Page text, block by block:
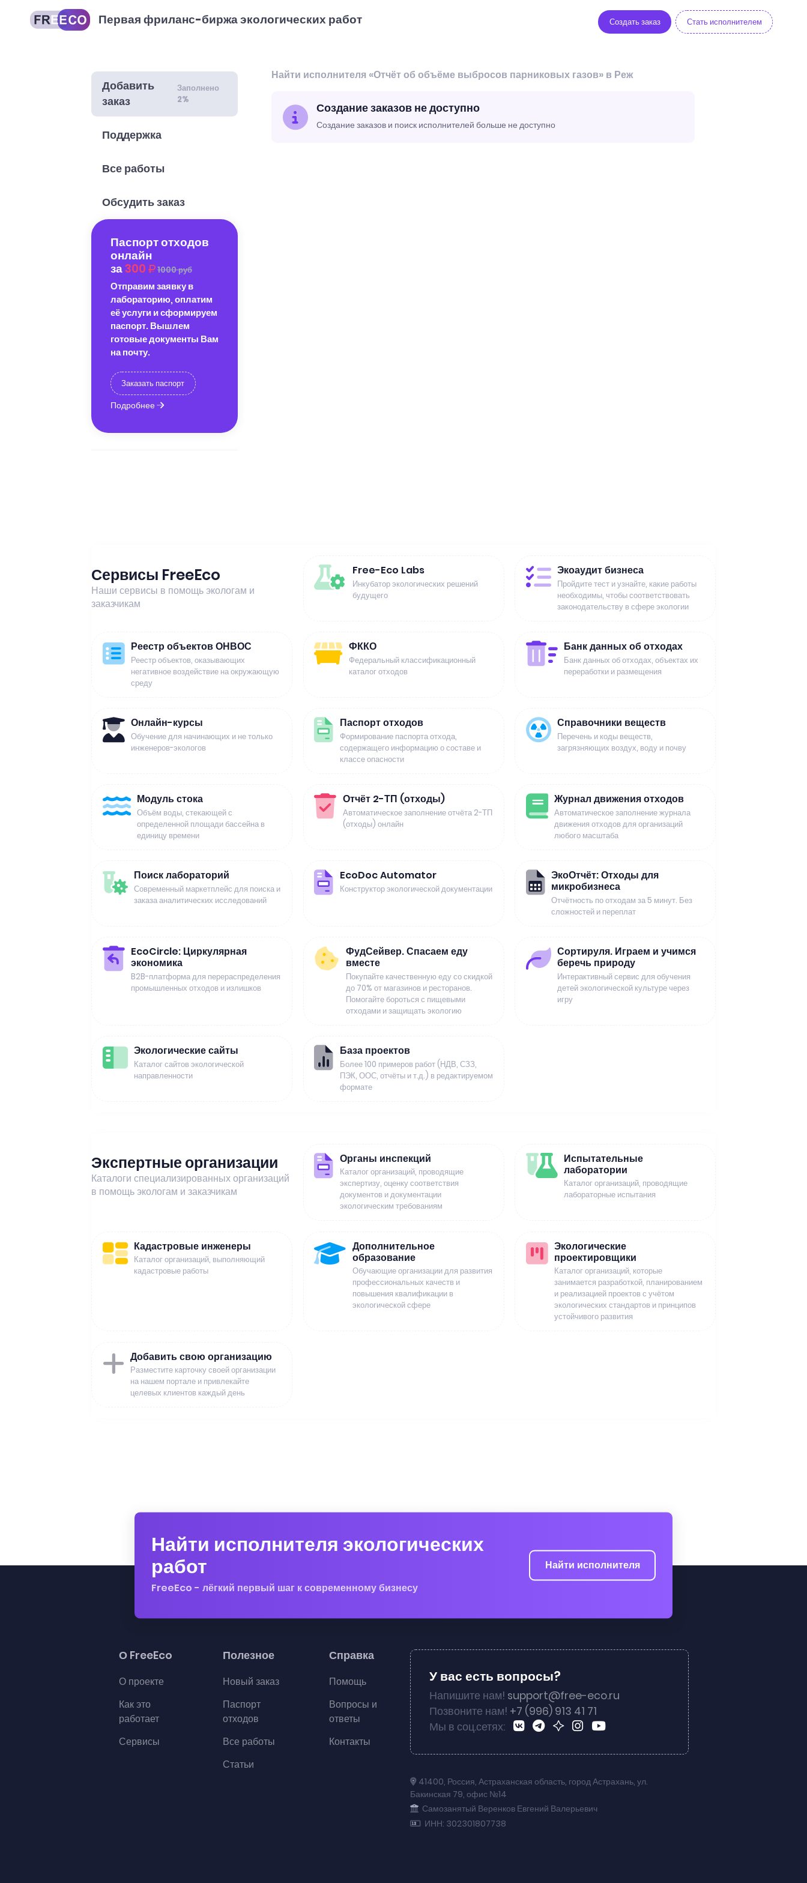
Первая фриланс-биржа экологических работ Создать заказ Стать исполнителем
Добавить
заказ
Заполнено
2%
Поддержка
Все работы
Обсудить заказ
Паспорт отходов
онлайн
за300 1000 руб
Отправим заявку в
лабораторию, оплатим
её услуги и сформируем
паспорт. Вышлем
готовые документы Вам
на почту.
Заказать паспорт
Подробнее
Найти исполнителя «Отчёт об объёме выбросов парниковых газов» в Реж
Создание заказов не доступно
Создание заказов и поиск исполнителей больше не доступно
Сервисы FreeEco
Наши сервисы в помощь экологам и
заказчикам
Free-Eco Labs
Инкубатор экологических решений
будущего
Экоаудит бизнеса
Пройдите тест и узнайте, какие работы
необходимы, чтобы соответствовать
законодательству в сфере экологии
Реестр объектов ОНВОС
Реестр объектов, оказывающих
негативное воздействие на окружающую
среду
ФККО
Федеральный классификационный
каталог отходов
Банк данных об отходах
Банк данных об отходах, объектах их
переработки и размещения
Онлайн-курсы
Обучение для начинающих и не только
инженеров-экологов
Паспорт отходов
Формирование паспорта отхода,
содержащего информацию о составе и
классе опасности
Справочники веществ
Перечень и коды веществ,
загрязняющих воздух, воду и почву
Модуль стока
Объём воды, стекающей с
определенной площади бассейна в
единицу времени
Отчёт 2-ТП (отходы)
Автоматическое заполнение отчёта 2-ТП
(отходы) онлайн
Журнал движения отходов
Автоматическое заполнение журнала
движения отходов для организаций
любого масштаба
Поиск лабораторий
Современный маркетплейс для поиска и
заказа аналитических исследований
EcoDoc Automator
Конструктор экологической документации
ЭкоОтчёт: Отходы для
микробизнеса
Отчётность по отходам за 5 минут. Без
сложностей и переплат
EcoCircle: Циркулярная
экономика
B2B-платформа для перераспределения
промышленных отходов и излишков
ФудСейвер. Спасаем еду
вместе
Покупайте качественную еду со скидкой
до 70% от магазинов и ресторанов.
Помогайте бороться с пищевыми
отходами и защищать экологию
Сортируля. Играем и учимся
беречь природу
Интерактивный сервис для обучения
детей экологической культуре через
игру
Экологические сайты
Каталог сайтов экологической
направленности
База проектов
Более 100 примеров работ (НДВ, СЗЗ,
ПЭК, ООС, отчёты и т.д.) в редактируемом
формате
Экспертные организации
Каталоги специализированных организаций
в помощь экологам и заказчикам
Органы инспекций
Каталог организаций, проводящие
экспертизу, оценку соответствия
документов и документации
экологическим требованиям
Испытательные
лаборатории
Каталог организаций, проводящие
лабораторные испытания
Кадастровые инженеры
Каталог организаций, выполняющий
кадастровые работы
Дополнительное
образование
Обучающие организации для развития
профессиональных качеств и
повышения квалификации в
экологической сфере
Экологические
проектировщики
Каталог организаций, которые
занимается разработкой, планированием
и реализацией проектов с учётом
экологических стандартов и принципов
устойчивого развития
Добавить свою организацию
Разместите карточку своей организации
на нашем портале и привлекайте
целевых клиентов каждый день
Найти исполнителя экологических
работ
FreeEco - лёгкий первый шаг к современному бизнесу
Найти исполнителя
О FreeEco
О проекте
Как это
работает
Сервисы
Полезное
Новый заказ
Паспорт
отходов
Все работы
Статьи
Справка
Помощь
Вопросы и
ответы
Контакты
У вас есть вопросы?
Напишите нам! support@free-eco.ru
Позвоните нам! +7 (996) 913 41 71
Мы в соц.сетях:
41400, Россия, Астраханская область, город Астрахань, ул.
Бакинская 79, офис №14
Самозанятый Веренков Евгений Валерьевич
ИНН: 302301807738